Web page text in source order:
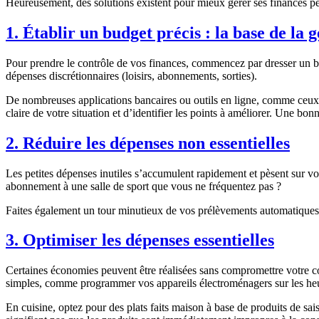
1. Établir un budget précis : la base de la
Pour prendre le contrôle de vos finances, commencez par dresser un
dépenses discrétionnaires (loisirs, abonnements, sorties).
De nombreuses applications bancaires ou outils en ligne, comme
claire de votre situation et d’identifier les points à améliorer. Une
2. Réduire les dépenses non essentielles
Les petites dépenses inutiles s’accumulent rapidement et pèsent sur
abonnement à une salle de sport que vous ne fréquentez pas ?
Faites également un tour minutieux de vos prélèvements
3. Optimiser les dépenses essentielles
Certaines économies peuvent être réalisées sans compromettre
simples, comme programmer vos appareils électroménagers sur les
En cuisine, optez pour des plats faits maison à base de produits de